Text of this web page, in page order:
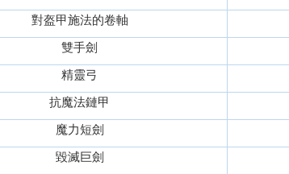
對盔甲施法的卷軸
雙手劍
精靈弓
抗魔法鏈甲
魔力短劍
毀滅巨劍